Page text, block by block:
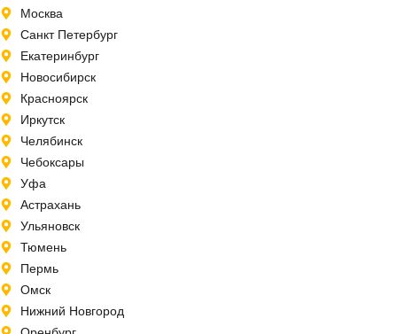
Москва
Санкт Петербург
Екатеринбург
Новосибирск
Красноярск
Иркутск
Челябинск
Чебоксары
Уфа
Астрахань
Ульяновск
Тюмень
Пермь
Омск
Нижний Новгород